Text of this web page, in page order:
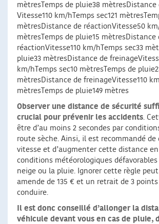
mètresTemps de pluie38 mètresDistance
Vitesse110 km/hTemps sec121
mètresDistance de réactionVitesse50
mètresTemps de pluie15 mètresDistance
réactionVitesse110 km/hTemps sec33
pluie33 mètresDistance de
km/hTemps sec10 mètresTemps de
mètresDistance de freinageVitesse110
mètresTemps de pluie149 mètres
Observer une distance de sécurité
crucial pour prévenir les accidents.
être d’au moins 2 secondes par
route sèche. Ainsi, il est recommandé
vitesse et d’augmenter cette distance en
conditions météorologiques
neige ou la pluie. Ignorer cette règle
amende de 135 € et un retrait de 3
conduire.
Il est donc conseillé d’allonger la
véhicule devant vous en cas de pluie,